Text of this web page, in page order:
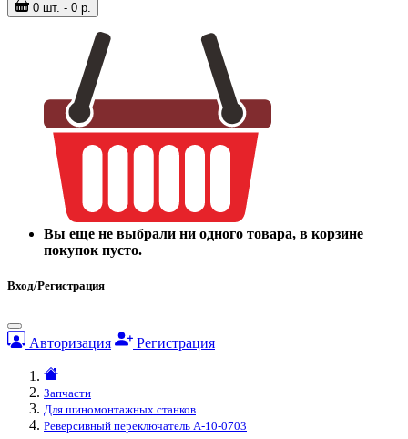
0 шт. - 0 р.
Вы еще не выбрали ни одного товара, в корзине
покупок пусто.
Вход/Регистрация
Авторизация Регистрация
Запчасти
Для шиномонтажных станков
Реверсивный переключатель A-10-0703